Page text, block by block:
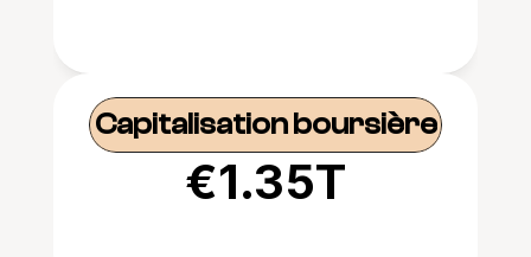
Capitalisation boursière
€1.35T